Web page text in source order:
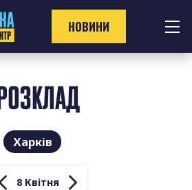
НОВИНИ
РОЗКЛАД
Харків
8 Квітня